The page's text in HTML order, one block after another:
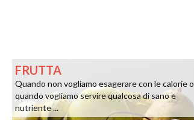
FRUTTA
Quando non vogliamo esagerare con le calorie o
quando vogliamo servire qualcosa di sano e
nutriente ...